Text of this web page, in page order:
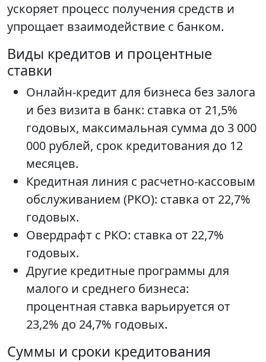
ускоряет процесс получения средств и
упрощает взаимодействие с банком.
Виды кредитов и процентные
ставки
Онлайн-кредит для бизнеса без залога
и без визита в банк: ставка от 21,5%
годовых, максимальная сумма до 3 000
000 рублей, срок кредитования до 12
месяцев.
Кредитная линия с расчетно-кассовым
обслуживанием (РКО): ставка от 22,7%
годовых.
Овердрафт с РКО: ставка от 22,7%
годовых.
Другие кредитные программы для
малого и среднего бизнеса:
процентная ставка варьируется от
23,2% до 24,7% годовых.
Суммы и сроки кредитования